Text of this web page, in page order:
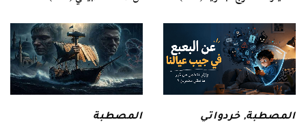
المصطبة,خردواتي المصطبة